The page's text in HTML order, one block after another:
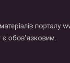
порталу
обов’язковим.